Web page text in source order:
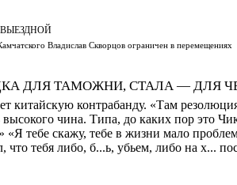
Владислав Скворцов ограничен в перемещениях
ДЛЯ ТАМОЖНИ, СТАЛА — ДЛЯ
китайскую контрабанду. «Там
чина. Типа, до каких пор это
«Я тебе скажу, тебе в жизни мало
что тебя либо, б...ь, убьем, либо на х...